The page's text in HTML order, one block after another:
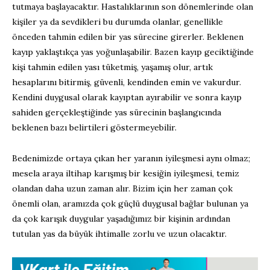
tutmaya başlayacaktır. Hastalıklarının son dönemlerinde olan
kişiler ya da sevdikleri bu durumda olanlar, genellikle
önceden tahmin edilen bir yas sürecine girerler. Beklenen
kayıp yaklaştıkça yas yoğunlaşabilir. Bazen kayıp geciktiğinde
kişi tahmin edilen yası tüketmiş, yaşamış olur, artık
hesaplarını bitirmiş, güvenli, kendinden emin ve vakurdur.
Kendini duygusal olarak kayıptan ayırabilir ve sonra kayıp
sahiden gerçekleştiğinde yas sürecinin başlangıcında
beklenen bazı belirtileri göstermeyebilir.
Bedenimizde ortaya çıkan her yaranın iyileşmesi aynı olmaz;
mesela araya iltihap karışmış bir kesiğin iyileşmesi, temiz
olandan daha uzun zaman alır. Bizim için her zaman çok
önemli olan, aramızda çok güçlü duygusal bağlar bulunan ya
da çok karışık duygular yaşadığımız bir kişinin ardından
tutulan yas da büyük ihtimalle zorlu ve uzun olacaktır.